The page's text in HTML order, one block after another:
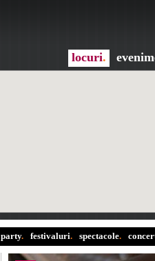
locuri.
party. festivaluri. spectacole.